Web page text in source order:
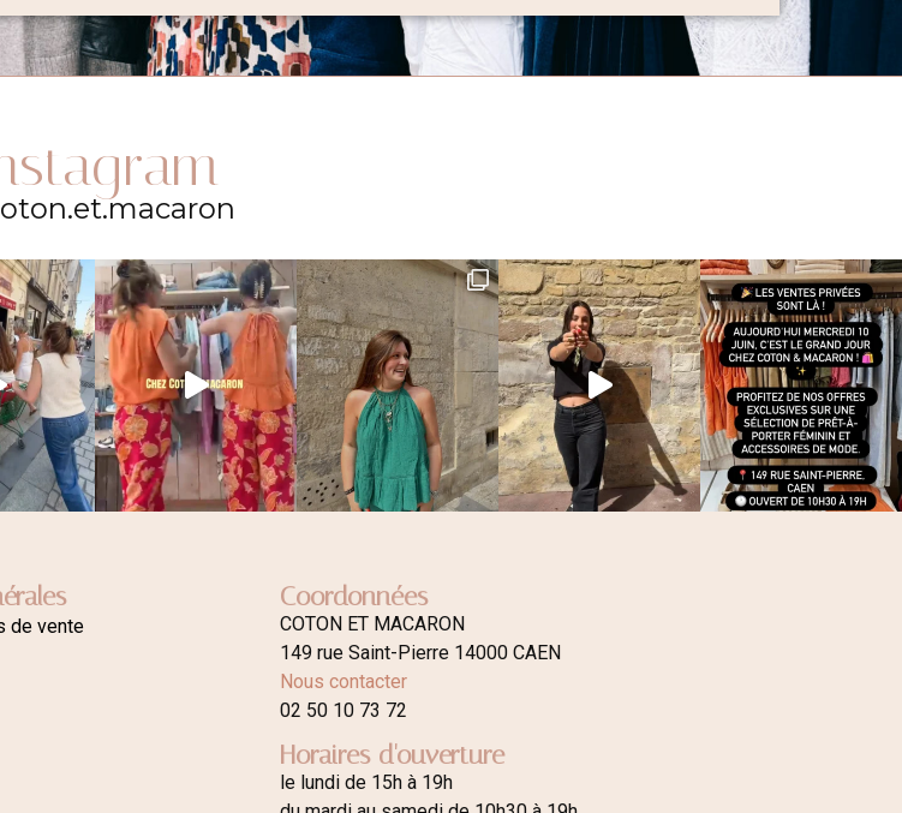
de vente
Coordonnées
COTON ET MACARON
149 rue Saint-Pierre 14000 CAEN
Nous contacter
02 50 10 73 72
Horaires d'ouverture
le lundi de 15h à 19h